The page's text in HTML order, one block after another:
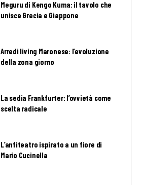
Meguru di Kengo Kuma: il tavolo che
unisce Grecia e Giappone
Arredi living Maronese: l’evoluzione
della zona giorno
La sedia Frankfurter: l’ovvietà come
scelta radicale
L’anfiteatro ispirato a un fiore di
Mario Cucinella